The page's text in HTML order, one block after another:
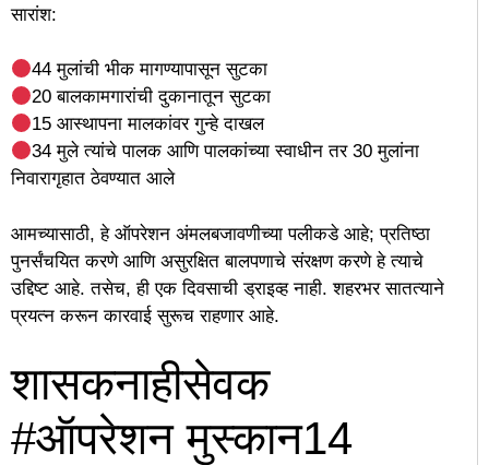
सारांश:
44 मुलांची भीक मागण्यापासून सुटका
20 बालकामगारांची दुकानातून सुटका
15 आस्थापना मालकांवर गुन्हे दाखल
34 मुले त्यांचे पालक आणि पालकांच्या स्वाधीन तर 30 मुलांना
निवारागृहात ठेवण्यात आले
आमच्यासाठी, हे ऑपरेशन अंमलबजावणीच्या पलीकडे आहे; प्रतिष्ठा
पुनर्संचयित करणे आणि असुरक्षित बालपणाचे संरक्षण करणे हे त्याचे
उद्दिष्ट आहे. तसेच, ही एक दिवसाची ड्राइव्ह नाही. शहरभर सातत्याने
प्रयत्न करून कारवाई सुरूच राहणार आहे.
शासकनाहीसेवक
#ऑपरेशन मुस्कान14